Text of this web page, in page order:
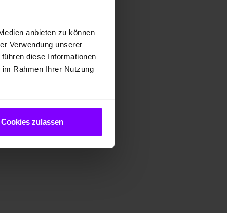
anbieten zu können
Verwendung unserer
diese Informationen
Rahmen Ihrer Nutzung
Cookies zulassen